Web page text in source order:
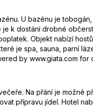
U bazénu je
k dostání drobné
Objekt nabízí
je spa, sauna, parní
by www.giata.com for
Na přání je
přípravu jídel. Hotel